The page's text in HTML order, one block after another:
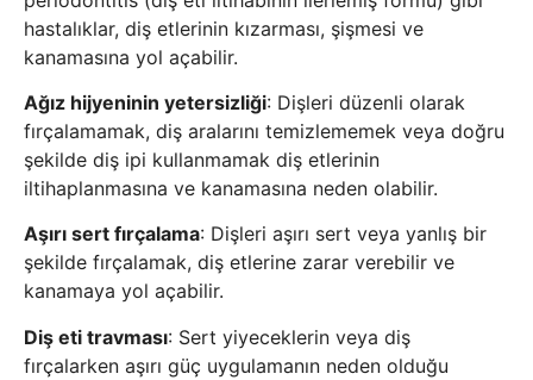
hastalıklar, diş etlerinin kızarması, şişmesi ve
kanamasına yol açabilir.
Ağız hijyeninin yetersizliği: Dişleri düzenli olarak
fırçalamamak, diş aralarını temizlememek veya doğru
şekilde diş ipi kullanmamak diş etlerinin
iltihaplanmasına ve kanamasına neden olabilir.
Aşırı sert fırçalama: Dişleri aşırı sert veya yanlış bir
şekilde fırçalamak, diş etlerine zarar verebilir ve
kanamaya yol açabilir.
Diş eti travması: Sert yiyeceklerin veya diş
fırçalarken aşırı güç uygulamanın neden olduğu